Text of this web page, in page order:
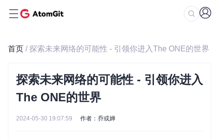
首页 / 探索未来网络的可能性 - 引领你进入The ONE的世界
探索未来网络的可能性 - 引领你进入
The ONE的世界
2024-05-30 19:07:59 作者：乔或婵